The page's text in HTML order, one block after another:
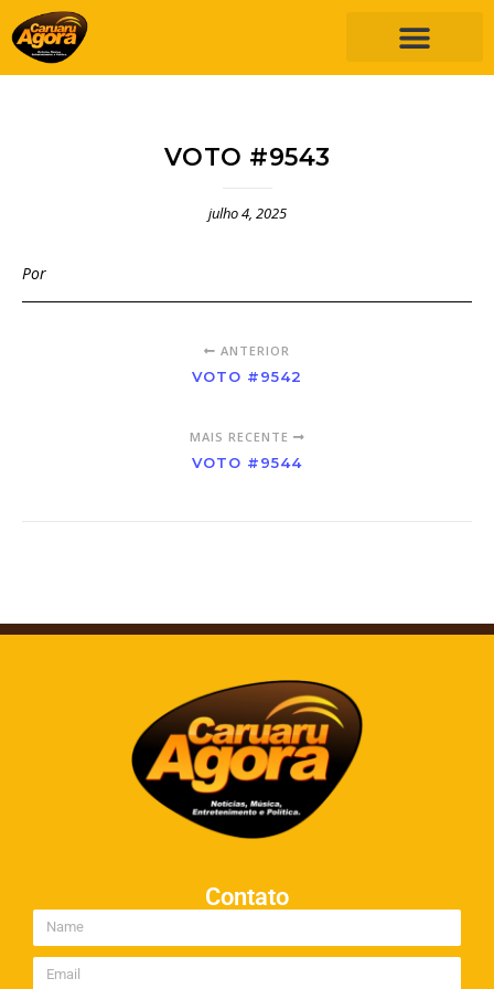
VOTO #9543
julho 4, 2025
Por
ANTERIOR
VOTO #9542
MAIS RECENTE
VOTO #9544
Contato